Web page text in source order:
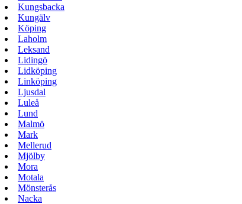
Kungsbacka
Kungälv
Köping
Laholm
Leksand
Lidingö
Lidköping
Linköping
Ljusdal
Luleå
Lund
Malmö
Mark
Mellerud
Mjölby
Mora
Motala
Mönsterås
Nacka